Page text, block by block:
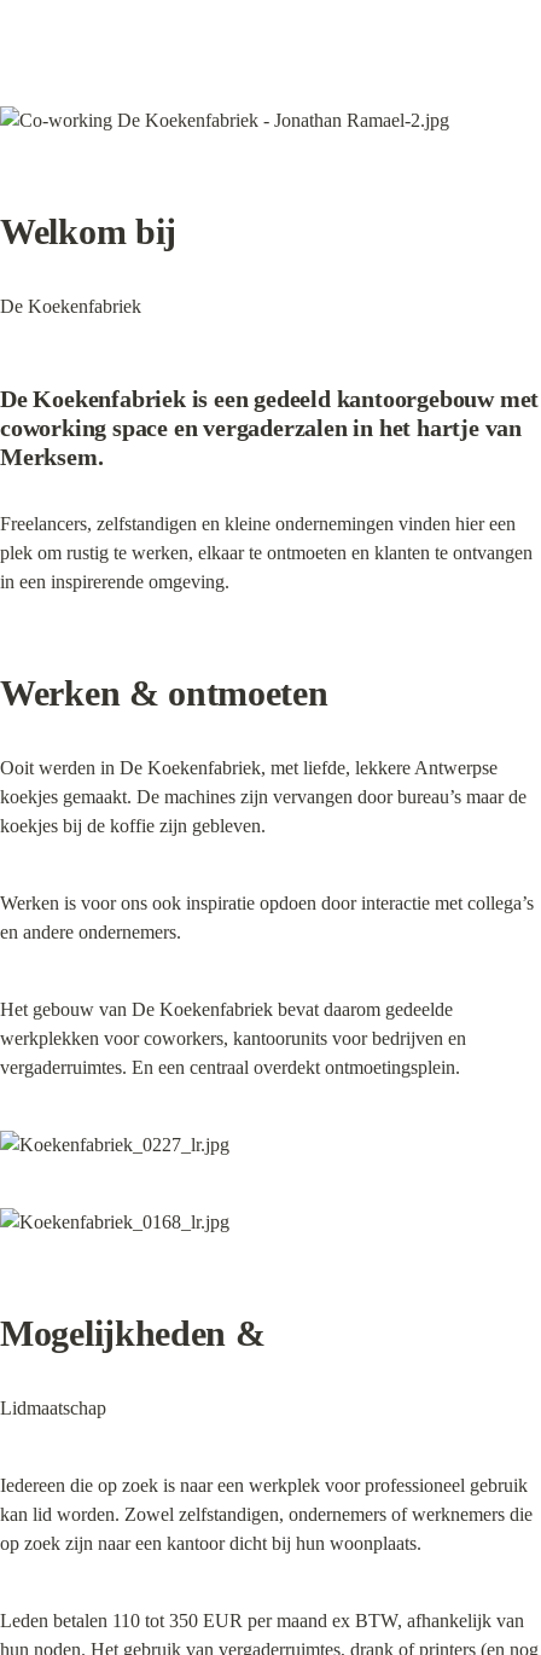
Welkom bij
De Koekenfabriek
De Koekenfabriek is een gedeeld kantoorgebouw met
coworking space en vergaderzalen in het hartje van
Merksem.
Freelancers, zelfstandigen en kleine ondernemingen vinden hier een
plek om rustig te werken, elkaar te ontmoeten en klanten te ontvangen
in een inspirerende omgeving.
Werken & ontmoeten
Ooit werden in De Koekenfabriek, met liefde, lekkere Antwerpse
koekjes gemaakt. De machines zijn vervangen door bureau’s maar de
koekjes bij de koffie zijn gebleven.
Werken is voor ons ook inspiratie opdoen door interactie met collega’s
en andere ondernemers.
Het gebouw van De Koekenfabriek bevat daarom gedeelde
werkplekken voor coworkers, kantoorunits voor bedrijven en
vergaderruimtes. En een centraal overdekt ontmoetingsplein.
Mogelijkheden &
Lidmaatschap
Iedereen die op zoek is naar een werkplek voor professioneel gebruik
kan lid worden. Zowel zelfstandigen, ondernemers of werknemers die
op zoek zijn naar een kantoor dicht bij hun woonplaats.
Leden betalen 110 tot 350 EUR per maand ex BTW, afhankelijk van
hun noden. Het gebruik van vergaderruimtes, drank of printers (en nog